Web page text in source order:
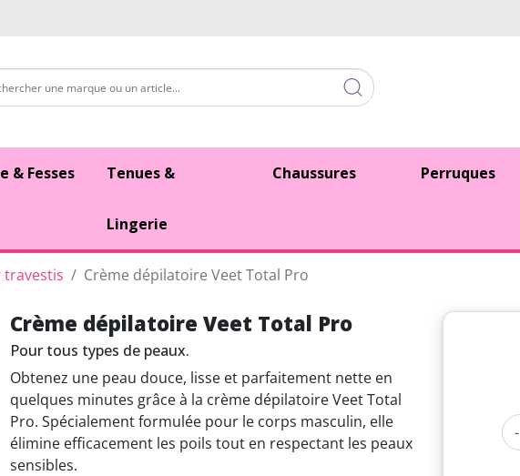
& Fesses Tenues &
Lingerie
Chaussures Perruques
Crème dépilatoire Veet Total Pro
Crème dépilatoire Veet Total Pro
Pour tous types de peaux.
Obtenez une peau douce, lisse et parfaitement nette en
quelques minutes grâce à la crème dépilatoire Veet Total
Pro. Spécialement formulée pour le corps masculin, elle
élimine efficacement les poils tout en respectant les peaux
sensibles.
-